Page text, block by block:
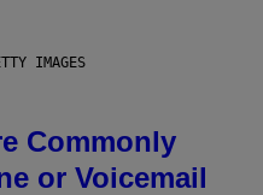
IMAGES
Commonly
or Voicemail